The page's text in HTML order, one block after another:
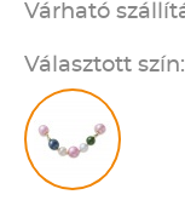
Várható
Választott szín: